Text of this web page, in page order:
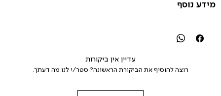
מידע נוסף
עדיין אין ביקורות
רוצה להוסיף את הביקורת הראשונה? ספר/י לנו מה דעתך.